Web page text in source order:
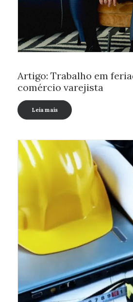
Artigo: Trabalho em
comércio varejista
Leia mais